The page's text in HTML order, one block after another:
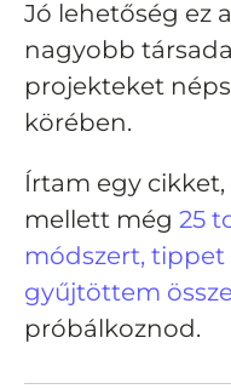
Jó lehetőség ez
nagyobb
projekteket
körében.
Írtam egy
mellett még 25
módszert, tippet
gyűjtöttem össze
próbálkoznod.